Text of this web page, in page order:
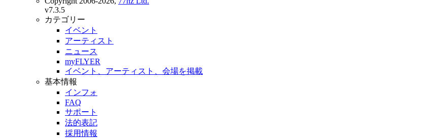
v7.3.5
カテゴリー
イベント
アーティスト
ニュース
myFLYER
イベント、アーティスト、会場を掲載
基本情報
インフォ
FAQ
サポート
法的表記
採用情報